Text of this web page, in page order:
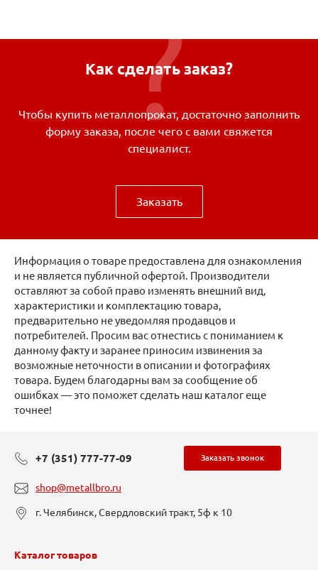
Как сделать заказ?
Чтобы купить металлопрокат, достаточно заполнить
форму заказа, после чего с вами свяжется
специалист.
Заказать
Информация о товаре предоставлена для ознакомления
и не является публичной офертой. Производители
оставляют за собой право изменять внешний вид,
характеристики и комплектацию товара,
предварительно не уведомляя продавцов и
потребителей. Просим вас отнестись с пониманием к
данному факту и заранее приносим извинения за
возможные неточности в описании и фотографиях
товара. Будем благодарны вам за сообщение об
ошибках — это поможет сделать наш каталог еще
точнее!
+7 (351) 777-77-09 Заказать звонок
shop@metallbro.ru
г. Челябинск, Свердловский тракт, 5ф к 10
Каталог товаров